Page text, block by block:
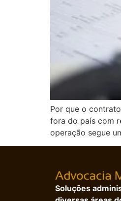
Por que o
fora do país com
operação segue
Soluções